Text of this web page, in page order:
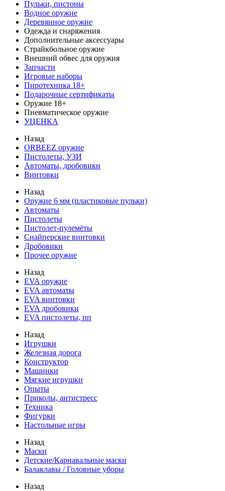
Пульки, пистоны
Водное оружие
Деревянное оружие
Одежда и снаряжения
Дополнительные аксессуары
Страйкбольное оружие
Внешний обвес для оружия
Запчасти
Игровые наборы
Пиротехника 18+
Подарочные сертификаты
Оружие 18+
Пневматическое оружие
УЦЕНКА
Назад
ORBEEZ оружие
Пистолеты, УЗИ
Автоматы, дробовики
Винтовки
Назад
Оружие 6 мм (пластиковые пульки)
Автоматы
Пистолеты
Пистолет-пулемёты
Снайперские винтовки
Дробовики
Прочее оружие
Назад
EVA оружие
EVA автоматы
EVA винтовки
EVA дробовики
EVA пистолеты, пп
Назад
Игрушки
Железная дорога
Конструктор
Машинки
Мягкие игрушки
Опыты
Приколы, антистресс
Техника
Фигурки
Настольные игры
Назад
Маски
Детские/Карнавальные маски
Балаклавы / Головные уборы
Назад